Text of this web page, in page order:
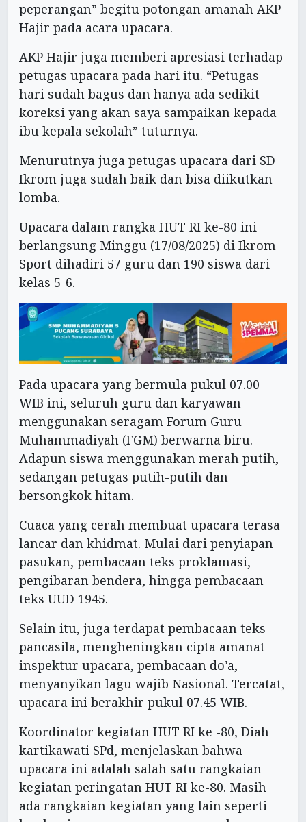
peperangan” begitu potongan amanah AKP
Hajir pada acara upacara.
AKP Hajir juga memberi apresiasi terhadap
petugas upacara pada hari itu. “Petugas
hari sudah bagus dan hanya ada sedikit
koreksi yang akan saya sampaikan kepada
ibu kepala sekolah” tuturnya.
Menurutnya juga petugas upacara dari SD
Ikrom juga sudah baik dan bisa diikutkan
lomba.
Upacara dalam rangka HUT RI ke-80 ini
berlangsung Minggu (17/08/2025) di Ikrom
Sport dihadiri 57 guru dan 190 siswa dari
kelas 5-6.
Pada upacara yang bermula pukul 07.00
WIB ini, seluruh guru dan karyawan
menggunakan seragam Forum Guru
Muhammadiyah (FGM) berwarna biru.
Adapun siswa menggunakan merah putih,
sedangan petugas putih-putih dan
bersongkok hitam.
Cuaca yang cerah membuat upacara terasa
lancar dan khidmat. Mulai dari penyiapan
pasukan, pembacaan teks proklamasi,
pengibaran bendera, hingga pembacaan
teks UUD 1945.
Selain itu, juga terdapat pembacaan teks
pancasila, mengheningkan cipta amanat
inspektur upacara, pembacaan do’a,
menyanyikan lagu wajib Nasional. Tercatat,
upacara ini berakhir pukul 07.45 WIB.
Koordinator kegiatan HUT RI ke -80, Diah
kartikawati SPd, menjelaskan bahwa
upacara ini adalah salah satu rangkaian
kegiatan peringatan HUT RI ke-80. Masih
ada rangkaian kegiatan yang lain seperti